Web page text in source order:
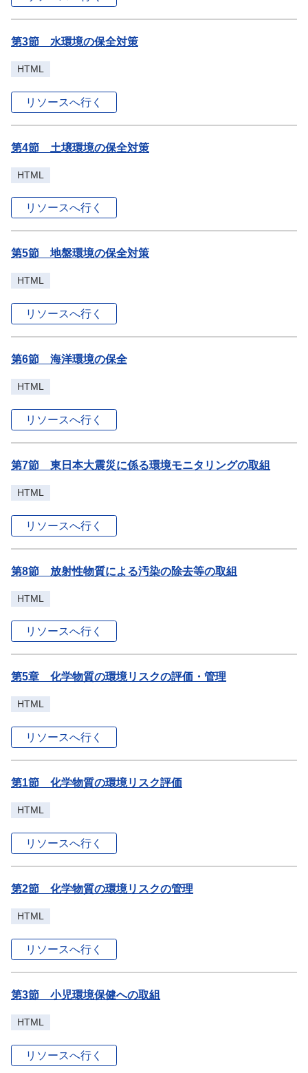
第3節 水環境の保全対策
HTML
リソースへ行く
第4節 土壌環境の保全対策
HTML
リソースへ行く
第5節 地盤環境の保全対策
HTML
リソースへ行く
第6節 海洋環境の保全
HTML
リソースへ行く
第7節 東日本大震災に係る環境モニタリングの取組
HTML
リソースへ行く
第8節 放射性物質による汚染の除去等の取組
HTML
リソースへ行く
第5章 化学物質の環境リスクの評価・管理
HTML
リソースへ行く
第1節 化学物質の環境リスク評価
HTML
リソースへ行く
第2節 化学物質の環境リスクの管理
HTML
リソースへ行く
第3節 小児環境保健への取組
HTML
リソースへ行く